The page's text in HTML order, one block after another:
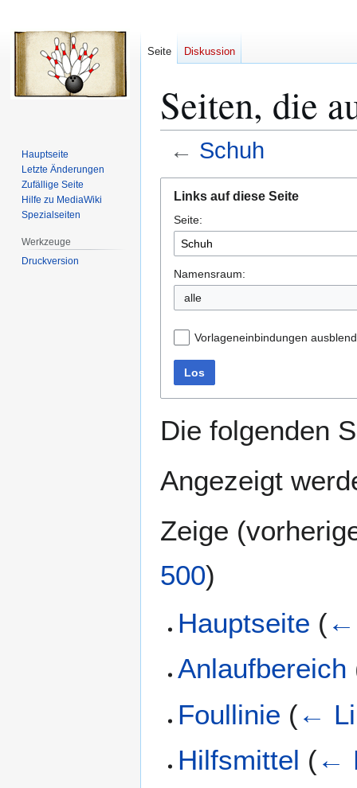
Seiten, die
← Schuh
Navigation
springen
Suche
springen
Links auf diese Seite
Seite:
Namensraum:
alle
Vorlageneinbindungen
Los
Die folgenden
Angezeigt
Zeige (
500)
Hauptseite (←
Anlaufbereich
Foullinie (←
Hilfsmittel (←
Seite Diskussion
Hauptseite
Letzte Änderungen
Zufällige Seite
Hilfe zu MediaWiki
Spezialseiten
Werkzeuge
Druckversion